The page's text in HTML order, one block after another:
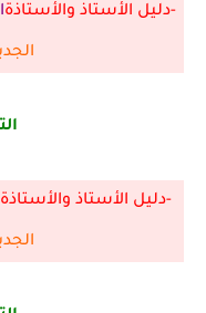
-دليل الأستاذ والأستاذة
-دليل الأستاذ والأستاذة